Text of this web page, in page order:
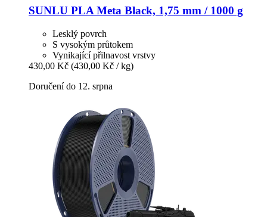
SUNLU PLA Meta Black, 1,75 mm / 1000 g
Lesklý povrch
S vysokým průtokem
Vynikající přilnavost vrstvy
430,00 Kč (430,00 Kč / kg)
Doručení do 12. srpna